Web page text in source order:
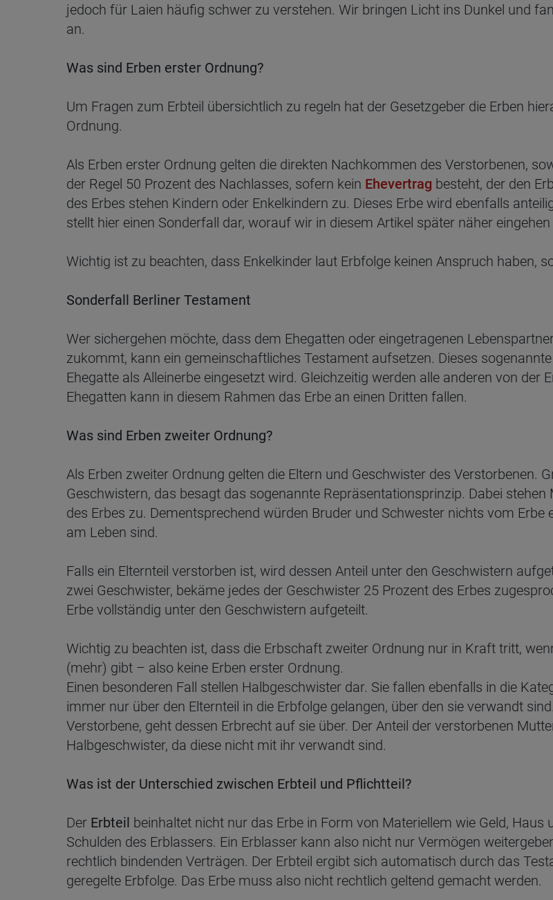
jedoch für Laien häufig schwer zu verstehen. Wir bringen Licht ins Dunkel und
an.
Was sind Erben erster Ordnung?
Um Fragen zum Erbteil übersichtlich zu regeln hat der Gesetzgeber die Erben
Ordnung.
Als Erben erster Ordnung gelten die direkten Nachkommen des Verstorbenen,
der Regel 50 Prozent des Nachlasses, sofern kein Ehevertrag besteht, der den
des Erbes stehen Kindern oder Enkelkindern zu. Dieses Erbe wird ebenfalls
stellt hier einen Sonderfall dar, worauf wir in diesem Artikel später näher eingehen
Wichtig ist zu beachten, dass Enkelkinder laut Erbfolge keinen Anspruch haben,
Sonderfall Berliner Testament
Wer sichergehen möchte, dass dem Ehegatten oder eingetragenen
zukommt, kann ein gemeinschaftliches Testament aufsetzen. Dieses
Ehegatte als Alleinerbe eingesetzt wird. Gleichzeitig werden alle anderen von der
Ehegatten kann in diesem Rahmen das Erbe an einen Dritten fallen.
Was sind Erben zweiter Ordnung?
Als Erben zweiter Ordnung gelten die Eltern und Geschwister des Verstorbenen.
Geschwistern, das besagt das sogenannte Repräsentationsprinzip. Dabei
des Erbes zu. Dementsprechend würden Bruder und Schwester nichts vom Erbe
am Leben sind.
Falls ein Elternteil verstorben ist, wird dessen Anteil unter den Geschwistern
zwei Geschwister, bekäme jedes der Geschwister 25 Prozent des Erbes
Erbe vollständig unter den Geschwistern aufgeteilt.
Wichtig zu beachten ist, dass die Erbschaft zweiter Ordnung nur in Kraft tritt,
(mehr) gibt – also keine Erben erster Ordnung.
Einen besonderen Fall stellen Halbgeschwister dar. Sie fallen ebenfalls in die
immer nur über den Elternteil in die Erbfolge gelangen, über den sie verwandt
Verstorbene, geht dessen Erbrecht auf sie über. Der Anteil der verstorbenen
Halbgeschwister, da diese nicht mit ihr verwandt sind.
Was ist der Unterschied zwischen Erbteil und Pflichtteil?
Der Erbteil beinhaltet nicht nur das Erbe in Form von Materiellem wie Geld,
Schulden des Erblassers. Ein Erblasser kann also nicht nur Vermögen
rechtlich bindenden Verträgen. Der Erbteil ergibt sich automatisch durch das
geregelte Erbfolge. Das Erbe muss also nicht rechtlich geltend gemacht werden.